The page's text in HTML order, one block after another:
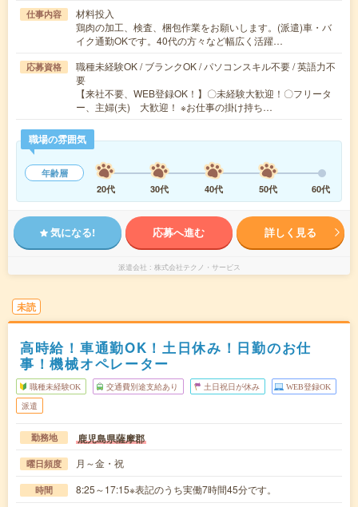
仕事内容
材料投入
鶏肉の加工、検査、梱包作業をお願いします。(派遣)車・バ
イク通勤OKです。40代の方々など幅広く活躍…
応募資格
職種未経験OK / ブランクOK / パソコンスキル不要 / 英語力不
要
【来社不要、WEB登録OK！】〇未経験大歓迎！〇フリータ
ー、主婦(夫) 大歓迎！ ※お仕事の掛け持ち…
職場の雰囲気
年齢層
20代
30代 40代 50代 60代
気になる! 応募へ進む 詳しく見る
派遣会社 株式会社テクノ・サービス
未読
高時給！車通勤OK！土日休み！日勤のお仕
事！機械オペレーター
職種未経験OK 交通費別途支給あり 土日祝日が休み WEB登録OK
派遣
勤務地 鹿児島県薩摩郡
曜日頻度 月～金・祝
時間 8:25～17:15※表記のうち実働7時間45分です。